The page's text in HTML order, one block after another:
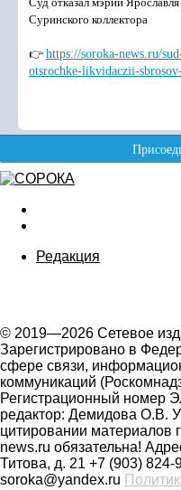
Редакция
© 2019—2026 Сетевое
Зарегистрировано в
сфере связи,
коммуникаций
Регистрационный номер
редактор: Демидова О.В.
цитировании материалов
news.ru обязательна!
Титова, д. 21 +7 (903)
soroka@yandex.ru